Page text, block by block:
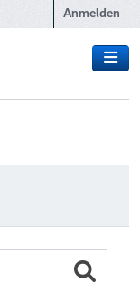
Anmelden